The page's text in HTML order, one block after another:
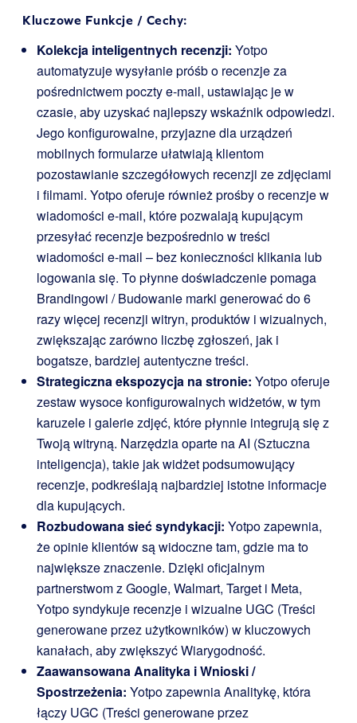
Kluczowe Funkcje / Cechy:
Kolekcja inteligentnych recenzji: Yotpo
automatyzuje wysyłanie próśb o recenzje za
pośrednictwem poczty e-mail, ustawiając je w
czasie, aby uzyskać najlepszy wskaźnik odpowiedzi.
Jego konfigurowalne, przyjazne dla urządzeń
mobilnych formularze ułatwiają klientom
pozostawianie szczegółowych recenzji ze zdjęciami
i filmami. Yotpo oferuje również prośby o recenzje w
wiadomości e-mail, które pozwalają kupującym
przesyłać recenzje bezpośrednio w treści
wiadomości e-mail – bez konieczności klikania lub
logowania się. To płynne doświadczenie pomaga
Brandingowi / Budowanie marki generować do 6
razy więcej recenzji witryn, produktów i wizualnych,
zwiększając zarówno liczbę zgłoszeń, jak i
bogatsze, bardziej autentyczne treści.
Strategiczna ekspozycja na stronie: Yotpo oferuje
zestaw wysoce konfigurowalnych widżetów, w tym
karuzele i galerie zdjęć, które płynnie integrują się z
Twoją witryną. Narzędzia oparte na AI (Sztuczna
inteligencja), takie jak widżet podsumowujący
recenzje, podkreślają najbardziej istotne informacje
dla kupujących.
Rozbudowana sieć syndykacji: Yotpo zapewnia,
że opinie klientów są widoczne tam, gdzie ma to
największe znaczenie. Dzięki oficjalnym
partnerstwom z Google, Walmart, Target i Meta,
Yotpo syndykuje recenzje i wizualne UGC (Treści
generowane przez użytkowników) w kluczowych
kanałach, aby zwiększyć Wiarygodność.
Zaawansowana Analityka i Wnioski /
Spostrzeżenia: Yotpo zapewnia Analitykę, która
łączy UGC (Treści generowane przez